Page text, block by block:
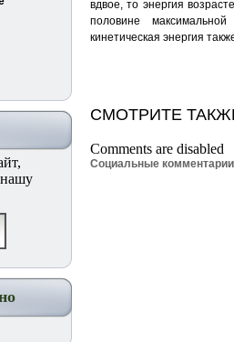
нашу
вдвое, то энергия
половине
кинетическая энергия
СМОТРИТЕ
Comments are disabled
Социальные